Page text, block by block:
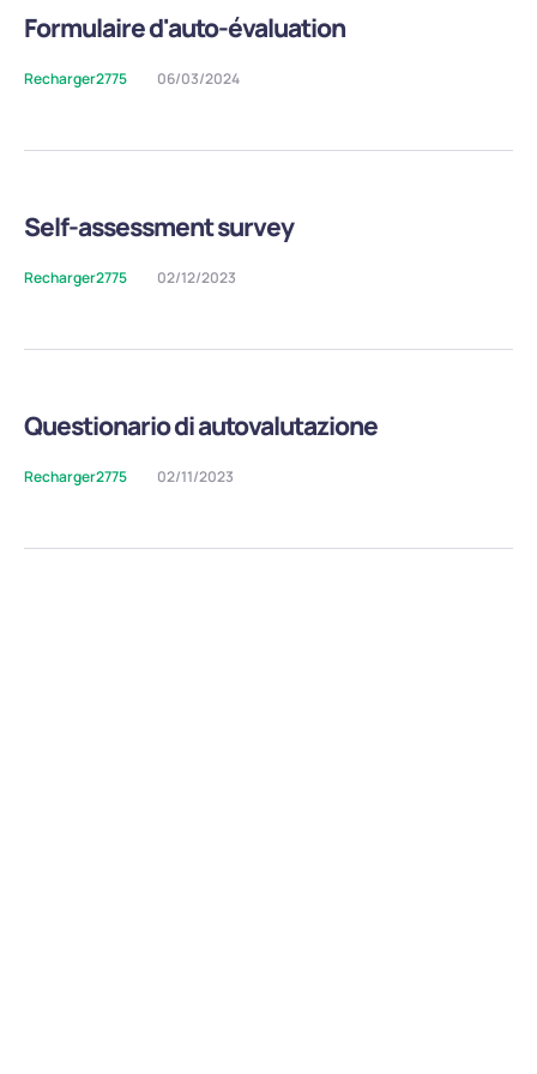
Formulaire d'auto-évaluation
Recharger2775 06/03/2024
Self-assessment survey
Recharger2775 02/12/2023
Questionario di autovalutazione
Recharger2775 02/11/2023